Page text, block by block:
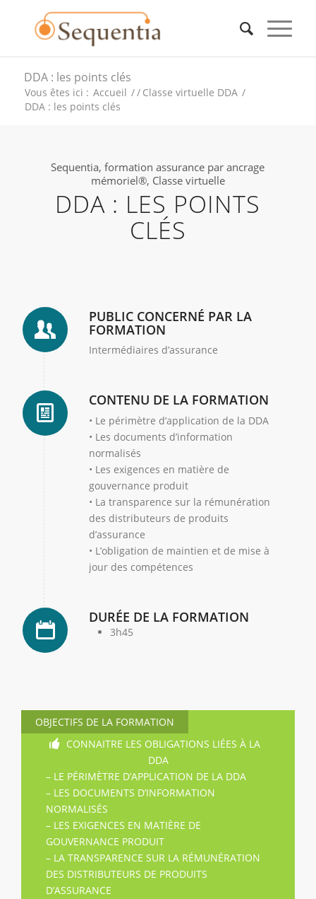
DDA : les points clés
Vous êtes ici : Accueil // Classe virtuelle DDA /
DDA : les points clés
Sequentia, formation assurance par ancrage
mémoriel®, Classe virtuelle
DDA : LES POINTS
CLÉS
PUBLIC CONCERNÉ PAR LA
FORMATION
Intermédiaires d’assurance
CONTENU DE LA FORMATION
• Le périmètre d’application de la DDA
• Les documents d’information
normalisés
• Les exigences en matière de
gouvernance produit
• La transparence sur la rémunération
des distributeurs de produits
d’assurance
• L’obligation de maintien et de mise à
jour des compétences
DURÉE DE LA FORMATION
3h45
OBJECTIFS DE LA FORMATION
CONNAITRE LES OBLIGATIONS LIÉES À LA
DDA
– LE PÉRIMÈTRE D’APPLICATION DE LA DDA
– LES DOCUMENTS D’INFORMATION
NORMALISÉS
– LES EXIGENCES EN MATIÈRE DE
GOUVERNANCE PRODUIT
– LA TRANSPARENCE SUR LA RÉMUNÉRATION
DES DISTRIBUTEURS DE PRODUITS
D’ASSURANCE